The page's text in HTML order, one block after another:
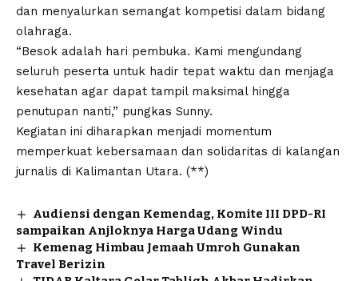
dan menyalurkan semangat kompetisi dalam bidang
olahraga.
“Besok adalah hari pembuka. Kami mengundang
seluruh peserta untuk hadir tepat waktu dan menjaga
kesehatan agar dapat tampil maksimal hingga
penutupan nanti,” pungkas Sunny.
Kegiatan ini diharapkan menjadi momentum
memperkuat kebersamaan dan solidaritas di kalangan
jurnalis di Kalimantan Utara. (**)
Audiensi dengan Kemendag, Komite III DPD-RI
sampaikan Anjloknya Harga Udang Windu
Kemenag Himbau Jemaah Umroh Gunakan
Travel Berizin